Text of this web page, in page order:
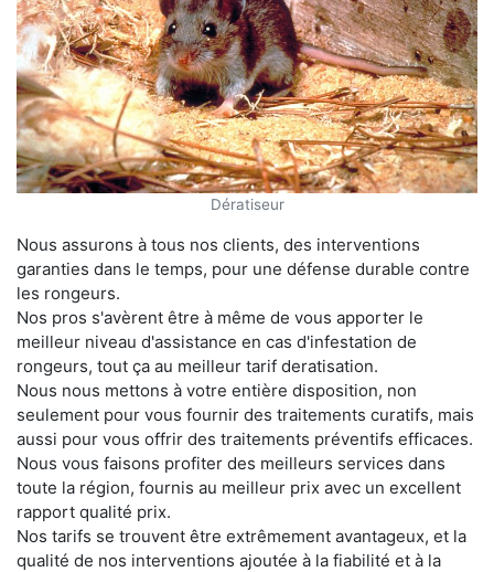
Dératiseur
Nous assurons à tous nos clients, des interventions
garanties dans le temps, pour une défense durable contre
les rongeurs.
Nos pros s'avèrent être à même de vous apporter le
meilleur niveau d'assistance en cas d'infestation de
rongeurs, tout ça au meilleur tarif deratisation.
Nous nous mettons à votre entière disposition, non
seulement pour vous fournir des traitements curatifs, mais
aussi pour vous offrir des traitements préventifs efficaces.
Nous vous faisons profiter des meilleurs services dans
toute la région, fournis au meilleur prix avec un excellent
rapport qualité prix.
Nos tarifs se trouvent être extrêmement avantageux, et la
qualité de nos interventions ajoutée à la fiabilité et à la